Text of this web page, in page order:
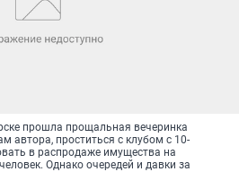
прошла прощальная вечеринка
автора, проститься с клубом с 10-
в распродаже имущества на
Однако очередей и давки за